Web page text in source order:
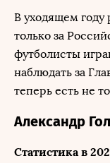
В уходящем году
только за
футболисты
наблюдать за
теперь есть не
Александр
Статистика в